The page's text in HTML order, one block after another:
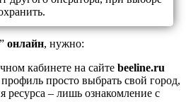
онлайн, нужно:
кабинете на сайте beeline.ru
просто выбрать свой город,
ресурса – лишь ознакомление с